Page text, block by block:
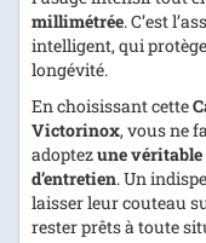
millimétrée. C’est
intelligent, qui
longévité.
En choisissant cette
Victorinox, vous ne
adoptezune
d’entretien. Un
laisser leur couteau
rester prêts à toute